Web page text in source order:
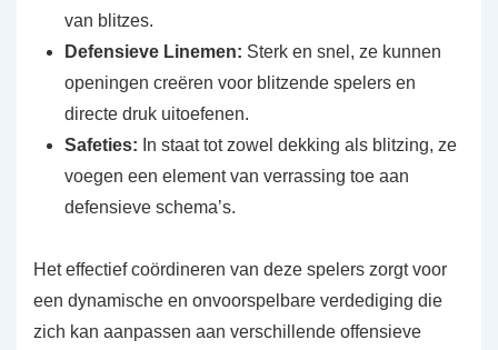
van blitzes.
Defensieve Linemen: Sterk en snel, ze kunnen
openingen creëren voor blitzende spelers en
directe druk uitoefenen.
Safeties: In staat tot zowel dekking als blitzing, ze
voegen een element van verrassing toe aan
defensieve schema’s.
Het effectief coördineren van deze spelers zorgt voor
een dynamische en onvoorspelbare verdediging die
zich kan aanpassen aan verschillende offensieve